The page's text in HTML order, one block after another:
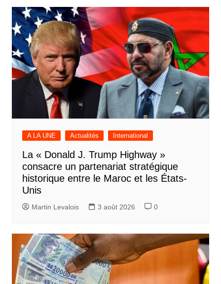
A LA UNE Actualités International
La « Donald J. Trump Highway »
consacre un partenariat stratégique
historique entre le Maroc et les États-
Unis
Martin Levalois 3 août 2026 0